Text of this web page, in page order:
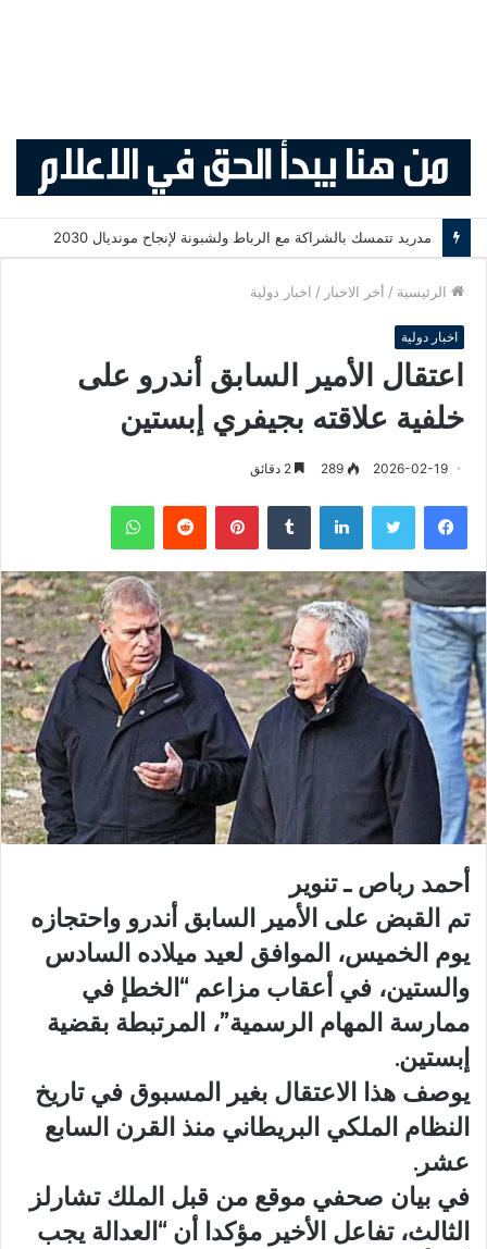
مدريد تتمسك بالشراكة مع الرباط ولشبونة لإنجاح مونديال 2030
الرئيسية / أخر الاخبار / اخبار دولية
اخبار دولية
اعتقال الأمير السابق أندرو على
خلفية علاقته بجيفري إبستين
2026-02-19
289
فيسبوك لينكدإن بينتيريست
أحمد رباص ـ تنوير
تم القبض على الأمير السابق أندرو واحتجازه
يوم الخميس، الموافق لعيد ميلاده السادس
والستين، في أعقاب مزاعم “الخطإ في
ممارسة المهام الرسمية”، المرتبطة بقضية
إبستين.
يوصف هذا الاعتقال بغير المسبوق في تاريخ
النظام الملكي البريطاني منذ القرن السابع
عشر.
في بيان صحفي موقع من قبل الملك تشارلز
الثالث، تفاعل الأخير مؤكدا أن “العدالة يجب